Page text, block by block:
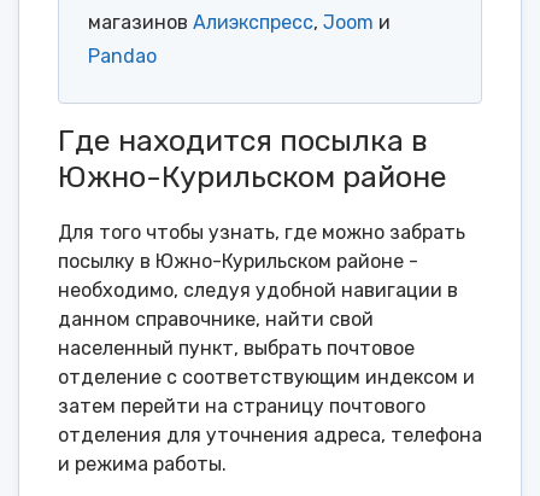
магазинов Алиэкспресс, Joom и
Pandao
Где находится посылка в
Южно-Курильском районе
Для того чтобы узнать, где можно забрать
посылку в Южно-Курильском районе -
необходимо, следуя удобной навигации в
данном справочнике, найти свой
населенный пункт, выбрать почтовое
отделение с соответствующим индексом и
затем перейти на страницу почтового
отделения для уточнения адреса, телефона
и режима работы.